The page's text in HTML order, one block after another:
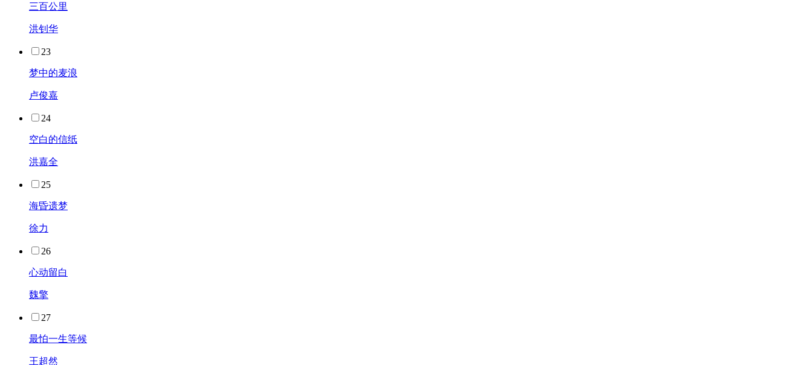
三百公里
洪钊华
23
梦中的麦浪
卢俊嘉
24
空白的信纸
洪嘉全
25
海昏遗梦
徐力
26
心动留白
魏擎
27
最怕一生等候
王超然